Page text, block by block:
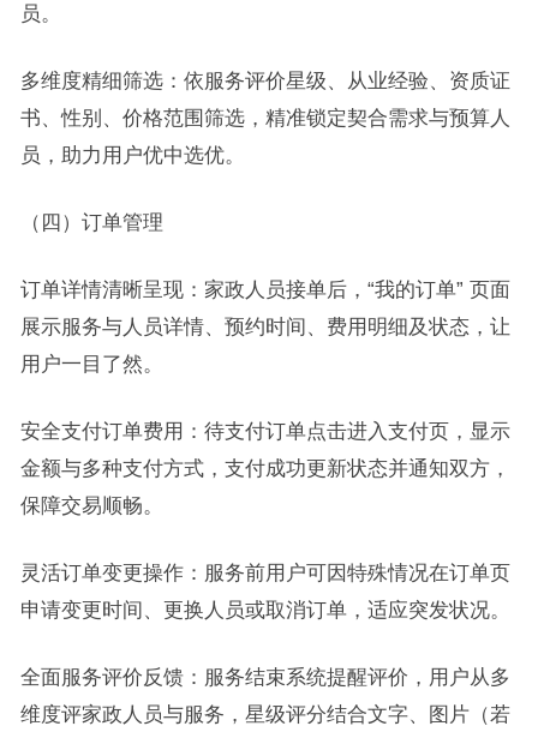
员。
多维度精细筛选：依服务评价星级、从业经验、资质证
书、性别、价格范围筛选，精准锁定契合需求与预算人
员，助力用户优中选优。
（四）订单管理
订单详情清晰呈现：家政人员接单后，“我的订单” 页面
展示服务与人员详情、预约时间、费用明细及状态，让
用户一目了然。
安全支付订单费用：待支付订单点击进入支付页，显示
金额与多种支付方式，支付成功更新状态并通知双方，
保障交易顺畅。
灵活订单变更操作：服务前用户可因特殊情况在订单页
申请变更时间、更换人员或取消订单，适应突发状况。
全面服务评价反馈：服务结束系统提醒评价，用户从多
维度评家政人员与服务，星级评分结合文字、图片（若